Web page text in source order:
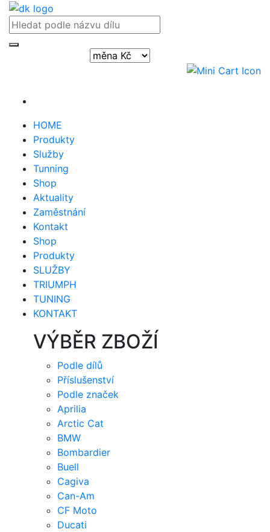
HOME
Produkty
Služby
Tunning
Shop
Aktuality
Zaměstnání
Kontakt
Shop
Produkty
SLUŽBY
TRIUMPH
TUNING
KONTAKT
VÝBĚR ZBOŽÍ
Podle dílů
Příslušenství
Podle značek
Aprilia
Arctic Cat
BMW
Bombardier
Buell
Cagiva
Can-Am
CF Moto
Ducati